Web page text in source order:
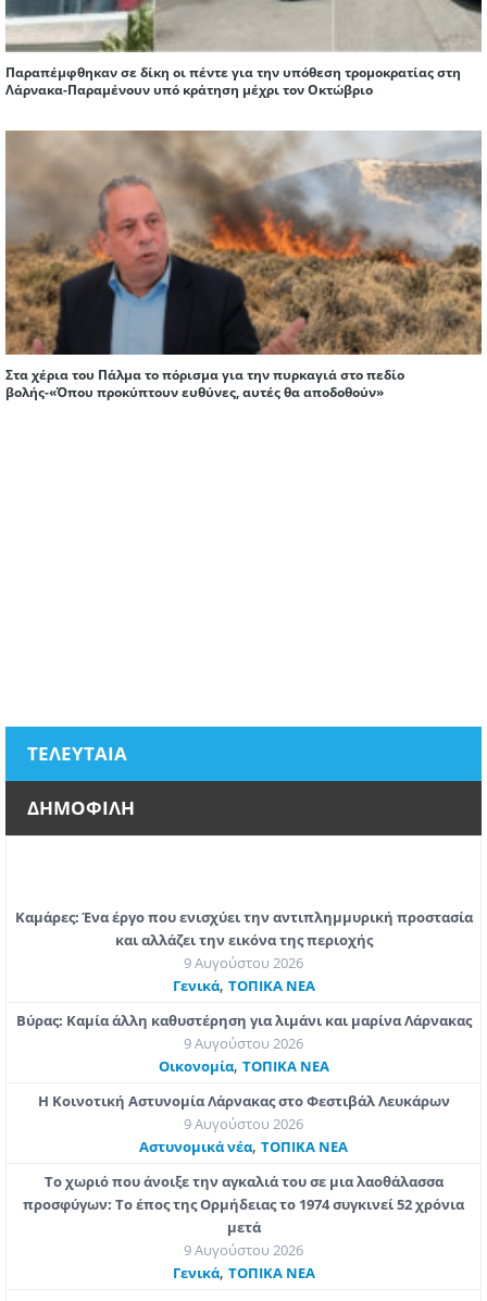
Παραπέμφθηκαν σε δίκη οι πέντε για την υπόθεση τρομοκρατίας στη
Λάρνακα-Παραμένουν υπό κράτηση μέχρι τον Οκτώβριο
Στα χέρια του Πάλμα το πόρισμα για την πυρκαγιά στο πεδίο
βολής-«Όπου προκύπτουν ευθύνες, αυτές θα αποδοθούν»
ΤΕΛΕΥΤΑΙΑ
ΔΗΜΟΦΙΛΗ
Καμάρες: Ένα έργο που ενισχύει την αντιπλημμυρική προστασία
και αλλάζει την εικόνα της περιοχής
9 Αυγούστου 2026
Γενικά, ΤΟΠΙΚΑ ΝΕΑ
Βύρας: Καμία άλλη καθυστέρηση για λιμάνι και μαρίνα Λάρνακας
9 Αυγούστου 2026
Οικονομία, ΤΟΠΙΚΑ ΝΕΑ
Η Κοινοτική Αστυνομία Λάρνακας στο Φεστιβάλ Λευκάρων
9 Αυγούστου 2026
Aστυνομικά νέα, ΤΟΠΙΚΑ ΝΕΑ
Το χωριό που άνοιξε την αγκαλιά του σε μια λαοθάλασσα
προσφύγων: Το έπος της Ορμήδειας το 1974 συγκινεί 52 χρόνια
μετά
9 Αυγούστου 2026
Γενικά, ΤΟΠΙΚΑ ΝΕΑ